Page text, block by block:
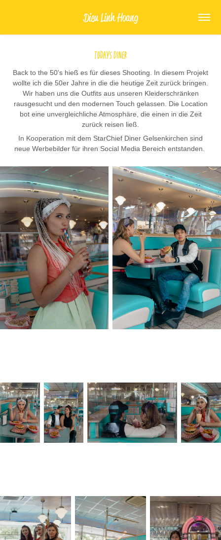
Dieu Linh Hoang
Todays Diner
Back to the 50's hieß es für dieses Shooting. In diesem Projekt
wollte ich die 50er Jahre in die die heutige Zeit zurück bringen.
Wir haben uns die Outfits aus unseren Kleiderschränken
rausgesucht und den modernen Touch gelassen. Die Location
bot eine unvergleichliche Atmosphäre, die einen in die Zeit
zurück reisen ließ.
In Kooperation mit dem StarChief Diner Gelsenkirchen sind
neue Werbebilder für ihren Social Media Bereich entstanden.